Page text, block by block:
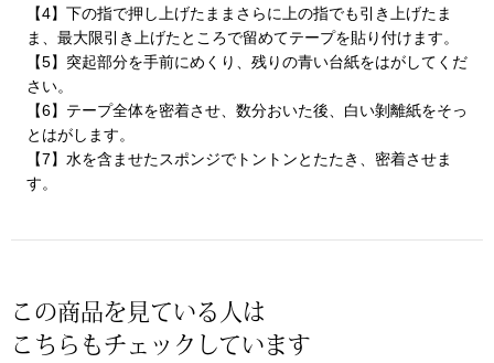
スカーフ／ス
ベルト
【4】下の指で押し上げたままさらに上の指でも引き上げたま
ま、最大限引き上げたところで留めてテープを貼り付けます。
【5】突起部分を手前にめくり、残りの青い台紙をはがしてくだ
さい。
【6】テープ全体を密着させ、数分おいた後、白い剝離紙をそっ
とはがします。
【7】水を含ませたスポンジでトントンとたたき、密着させま
す。
この商品を見ている人は
こちらもチェックしています